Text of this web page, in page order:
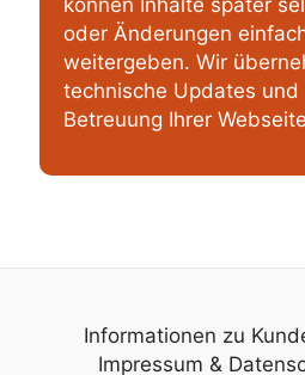
können Inhalte später
oder Änderungen
weitergeben. Wir
technische Updates
Betreuung Ihrer
Informationen zu
Impressum &